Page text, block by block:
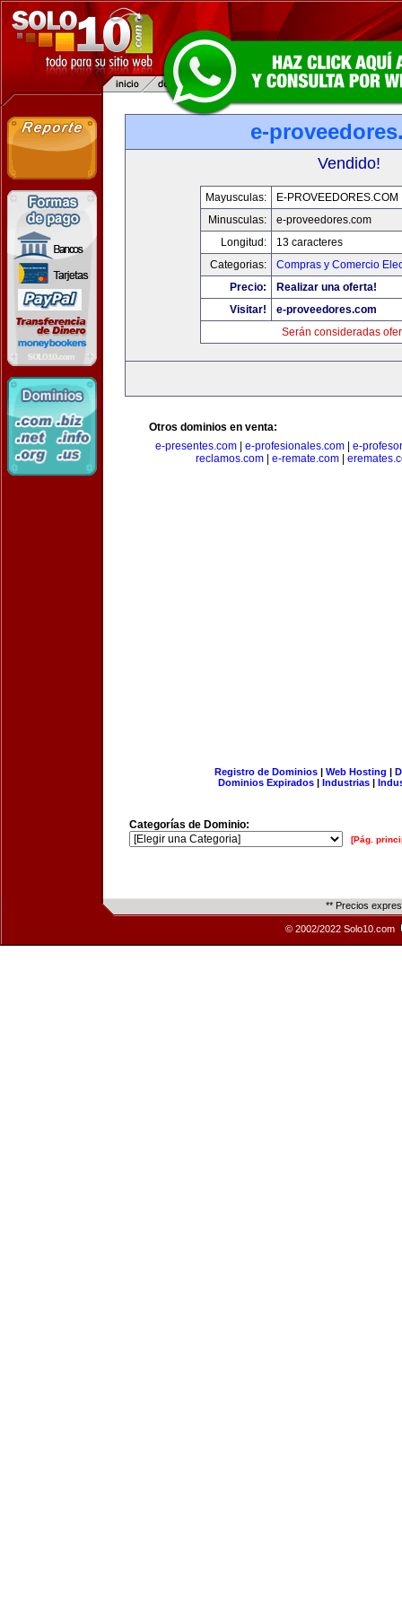
e-
Vendido!
Mayusculas:
E-PROVEEDORES.COM
Minusculas:
e-proveedores.com
Longitud:
13 caracteres
Categorias:
Compras y Comercio
Precio:
Realizar una oferta!
Visitar!
e-proveedores.com
Serán consideradas
Otros dominios en venta:
e-presentes.com
e-profesionales.com
e-
reclamos.com
e-remate.com
Registro de Dominios| Web Hosting |
Dominios Expirados | Industrias |
Categorías de Dominio:
[Pág.
** Precios
© 2002/2022 Solo10.com